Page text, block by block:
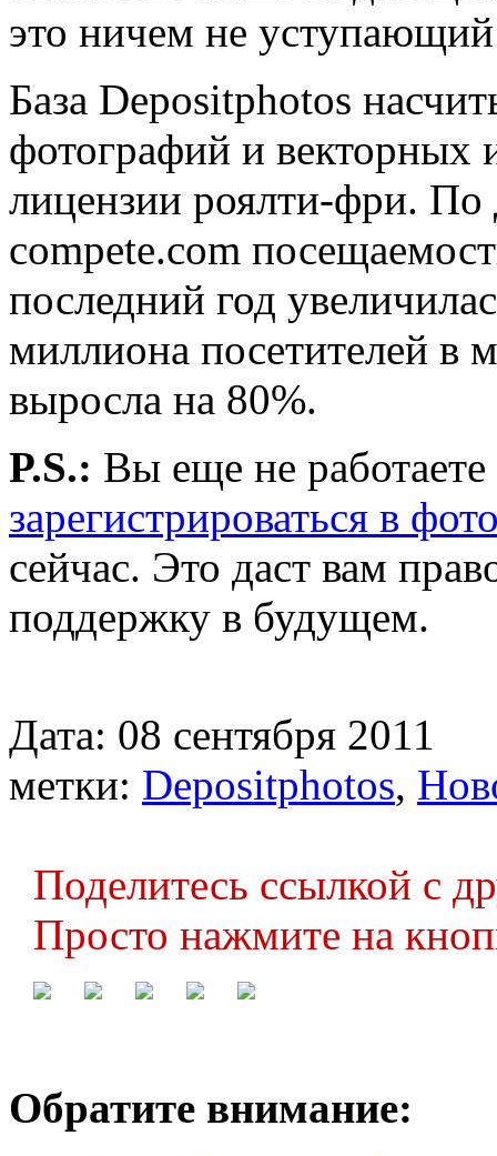
это ничем не
База Depositphotos
фотографий и векторных
лицензии роялти-фри. По
compete.com
последний год
миллиона посетителей в
выросла на 80%.
P.S.: Вы еще не
зарегистрироваться в
сейчас. Это даст вам
поддержку в будущем.
Дата: 08 сентября 2011
метки: Depositphotos,
Поделитесь ссылкой с
Просто нажмите на
Обратите внимание: